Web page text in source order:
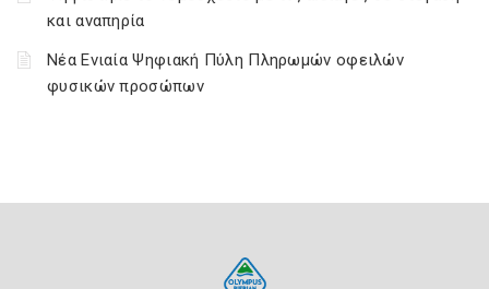
και αναπηρία
Νέα Ενιαία Ψηφιακή Πύλη Πληρωμών οφειλών
φυσικών προσώπων